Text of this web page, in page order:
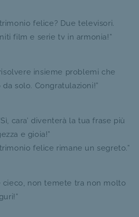
felice? Due televisori.
film e serie tv in armonia!”
insieme problemi che
solo. Congratulazioni!”
cara’ diventerà la tua frase più
e gioia!”
felice rimane un segreto.”
cieco, non temete tra non molto